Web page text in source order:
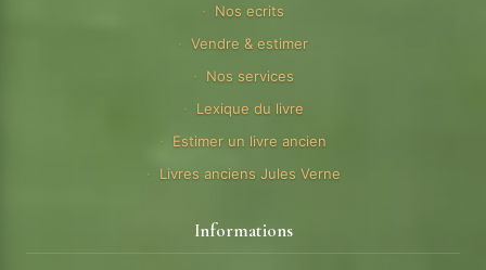
Nos ecrits
Vendre & estimer
Nos services
Lexique du livre
Estimer un livre ancien
Livres anciens Jules Verne
Informations